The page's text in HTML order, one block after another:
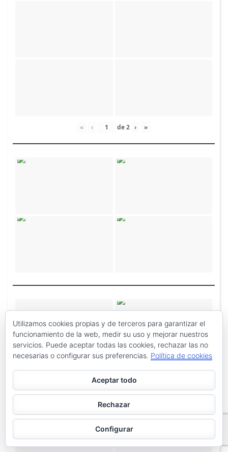
« ‹ de2 › »
Utilizamos cookies propias y de terceros para garantizar el
funcionamiento de la web, medir su uso y mejorar nuestros
servicios. Puede aceptar todas las cookies, rechazar las no
necesarias o configurar sus preferencias. Política de cookies
Aceptar todo
Rechazar
Configurar